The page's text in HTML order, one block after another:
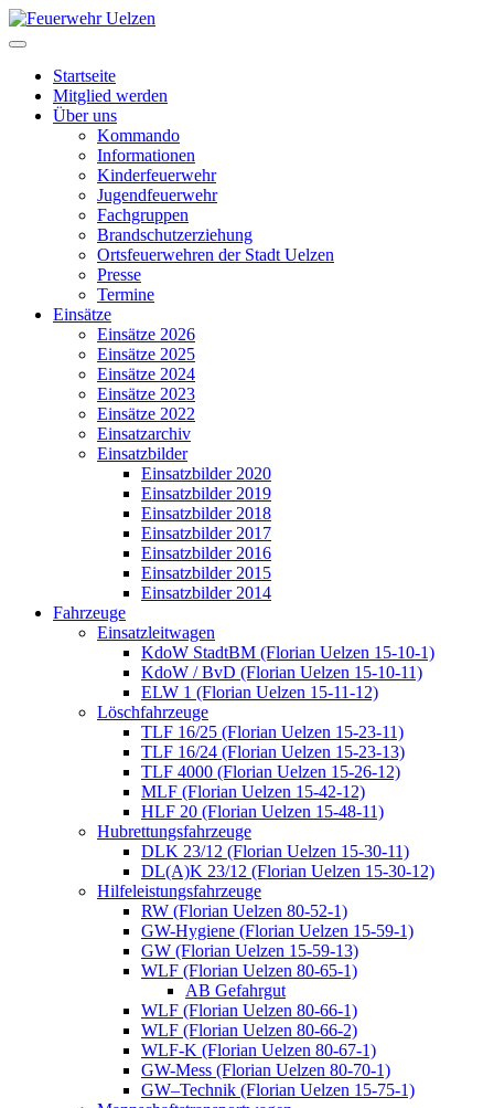
Startseite
Mitglied werden
Über uns
Kommando
Informationen
Kinderfeuerwehr
Jugendfeuerwehr
Fachgruppen
Brandschutzerziehung
Ortsfeuerwehren der Stadt Uelzen
Presse
Termine
Einsätze
Einsätze 2026
Einsätze 2025
Einsätze 2024
Einsätze 2023
Einsätze 2022
Einsatzarchiv
Einsatzbilder
Einsatzbilder 2020
Einsatzbilder 2019
Einsatzbilder 2018
Einsatzbilder 2017
Einsatzbilder 2016
Einsatzbilder 2015
Einsatzbilder 2014
Fahrzeuge
Einsatzleitwagen
KdoW StadtBM (Florian Uelzen 15-10-1)
KdoW / BvD (Florian Uelzen 15-10-11)
ELW 1 (Florian Uelzen 15-11-12)
Löschfahrzeuge
TLF 16/25 (Florian Uelzen 15-23-11)
TLF 16/24 (Florian Uelzen 15-23-13)
TLF 4000 (Florian Uelzen 15-26-12)
MLF (Florian Uelzen 15-42-12)
HLF 20 (Florian Uelzen 15-48-11)
Hubrettungsfahrzeuge
DLK 23/12 (Florian Uelzen 15-30-11)
DL(A)K 23/12 (Florian Uelzen 15-30-12)
Hilfeleistungsfahrzeuge
RW (Florian Uelzen 80-52-1)
GW-Hygiene (Florian Uelzen 15-59-1)
GW (Florian Uelzen 15-59-13)
WLF (Florian Uelzen 80-65-1)
AB Gefahrgut
WLF (Florian Uelzen 80-66-1)
WLF (Florian Uelzen 80-66-2)
WLF-K (Florian Uelzen 80-67-1)
GW-Mess (Florian Uelzen 80-70-1)
GW–Technik (Florian Uelzen 15-75-1)